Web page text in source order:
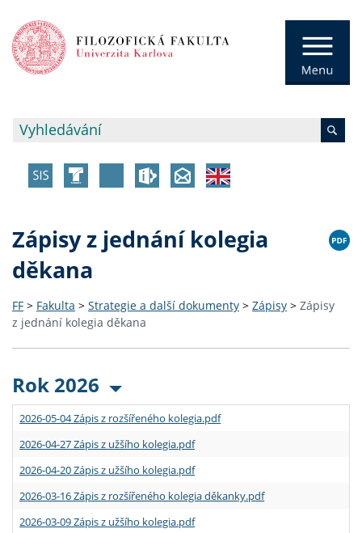
Zápisy z jednání kolegia
děkana
FF > Fakulta > Strategie a další dokumenty > Zápisy > Zápisy
z jednání kolegia děkana
Rok 2026
2026-05-04 Zápis z rozšířeného kolegia.pdf
2026-04-27 Zápis z užšího kolegia.pdf
2026-04-20 Zápis z užšího kolegia.pdf
2026-03-16 Zápis z rozšířeného kolegia děkanky.pdf
2026-03-09 Zápis z užšího kolegia.pdf